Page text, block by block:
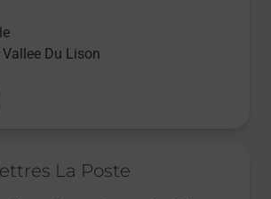
Vallee Du Lison
La Poste